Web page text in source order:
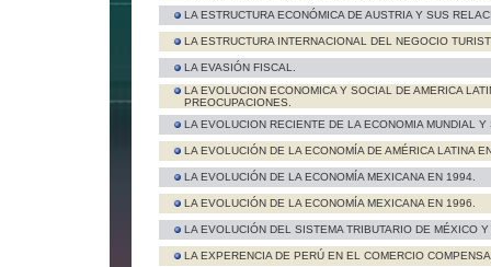
LA ESTRUCTURA ECONÓMICA DE AUSTRIA Y SUS
LA ESTRUCTURA INTERNACIONAL DEL NEGOCIO
LA EVASIÓN FISCAL.
LA EVOLUCION ECONOMICA Y SOCIAL DE AMERICA
PREOCUPACIONES.
LA EVOLUCION RECIENTE DE LA ECONOMIA MUNDIAL
LA EVOLUCIÓN DE LA ECONOMÍA DE AMÉRICA LATINA
LA EVOLUCIÓN DE LA ECONOMÍA MEXICANA EN 1994.
LA EVOLUCIÓN DE LA ECONOMÍA MEXICANA EN 1996.
LA EVOLUCIÓN DEL SISTEMA TRIBUTARIO DE MÉXICO
LA EXPERENCIA DE PERÚ EN EL COMERCIO